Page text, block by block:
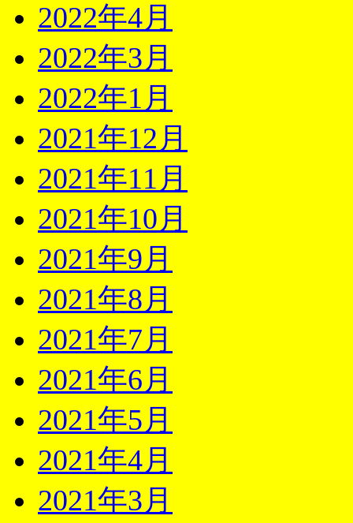
2022年4月
2022年3月
2022年1月
2021年12月
2021年11月
2021年10月
2021年9月
2021年8月
2021年7月
2021年6月
2021年5月
2021年4月
2021年3月